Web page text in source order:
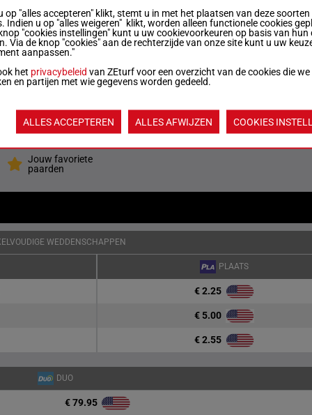
kg 4p 4p 1p 7p 8p 5
kg 6p 5p 2p 7p 7p
Quoteringen
Jouw favoriete
paarden
WEDDENSCHAPPEN
PLAATS
€ 2.25
€ 5.00
€ 2.55
DUO
€ 79.95
op "alles accepteren" klikt, stemt u in met het plaatsen van deze soorten
Indien u op "alles weigeren" klikt, worden alleen functionele cookies
"cookies instellingen" kunt u uw cookievoorkeuren op basis van hun
Via de knop "cookies" aan de rechterzijde van onze site kunt u uw
aanpassen."
het privacybeleid van ZEturf voor een overzicht van de cookies die we
en partijen met wie gegevens worden gedeeld.
ALLES ACCEPTEREN ALLES AFWIJZEN COOKIES